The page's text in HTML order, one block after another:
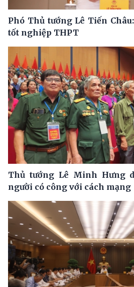
Phó Thủ tướng Lê Tiến
tốt nghiệp THPT
Thủ tướng Lê Minh Hưng
người có công với cách mạng